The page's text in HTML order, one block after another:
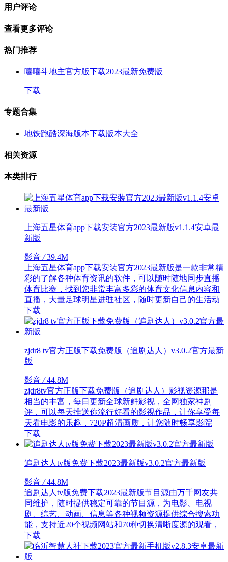
用户评论
查看更多评论
热门推荐
嘻嘻斗地主官方版下载2023最新免费版
下载
专题合集
地铁跑酷深海版本下载版本大全
相关资源
本类排行
上海五星体育app下载安装官方2023最新版v1.1.4安卓最
新版
影音/39.4M
上海五星体育app下载安装官方2023最新版是一款非常精
彩的了解各种体育资讯的软件，可以随时随地同步直播
体育比赛，找到您非常丰富多彩的体育文化信息内容和
直播，大量足球明星进驻社区，随时更新自己的生活动
下载
zjdr8 tv官方正版下载免费版（追剧达人）v3.0.2官方最新
版
影音/44.8M
zjdr8tv官方正版下载免费版（追剧达人）影视资源那是
相当的丰富，每日更新全球新鲜影视，全网独家神剧
评，可以每天推送你流行好看的影视作品，让你享受每
天看电影的乐趣，720P超清画质，让您随时畅享影院
下载
追剧达人tv版免费下载2023最新版v3.0.2官方最新版
影音/44.8M
追剧达人tv版免费下载2023最新版节目源由万千网友共
同维护，随时提供稳定可靠的节目源，为电影、电视
剧、综艺、动画、信息等各种视频资源提供综合搜索功
能，支持近20个视频网站和70种切换清晰度源的观看，
下载